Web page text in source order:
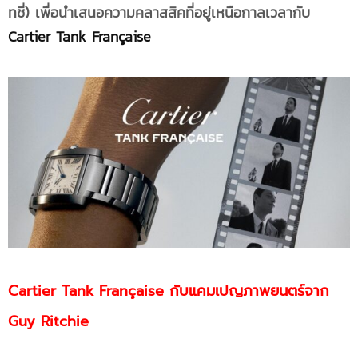
ทชี่) เพื่อนำเสนอความคลาสสิคที่อยู่เหนือกาลเวลากับ
Cartier Tank Française
Cartier Tank Française กับแคมเปญภาพยนตร์จาก
Guy Ritchie